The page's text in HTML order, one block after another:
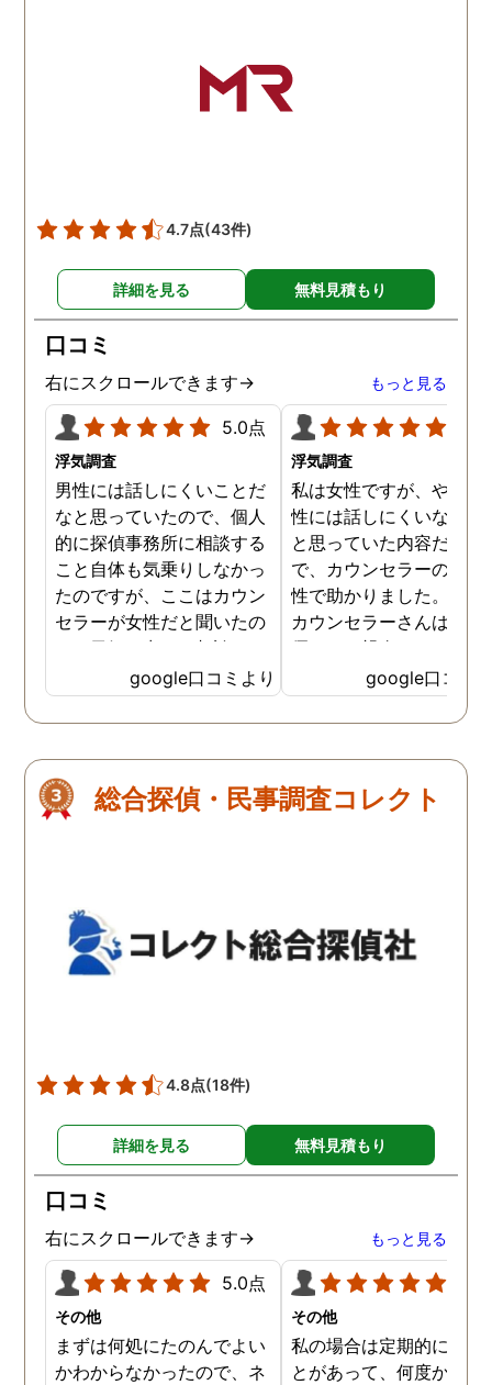
4.7点(43件)
詳細を見る 無料見積もり
口コミ
右にスクロールできます→ もっと見る
5.0点
浮気調査
男性には話しにくいことだ
なと思っていたので、個人
的に探偵事務所に相談する
こと自体も気乗りしなかっ
たのですが、ここはカウン
セラーが女性だと聞いたの
で、勇気を出して相談して
みることにしました。感極
まって泣いてしまったり、
感情が表に出すぎてしまう
ださったので安心して悩み
を話せました。他はどうか
た私のケアをしっかりして
くださったおかげで、今は
元気に過ごせています。
google口コミより
浮気調査
私は女性ですが、やはり
性には話しにくいな。。
と思っていた内容だった
で、カウンセラーの方が
性で助かりました。MR
カウンセラーさんはすご
優しくて親身になって話
聞いてくれるので思わず
を流して話してしまいま
た。それほど自分がずっ
した、調査料金は決して
いとは言えませんが、調
して良かったと思ってい
す。
google口コミ
総合探偵・民事調査コレクト
4.8点(18件)
詳細を見る 無料見積もり
口コミ
右にスクロールできます→ もっと見る
5.0点
その他
まずは何処にたのんでよい
かわからなかったので、ネ
その他
私の場合は定期的に頼む
とがあって、何度か調査